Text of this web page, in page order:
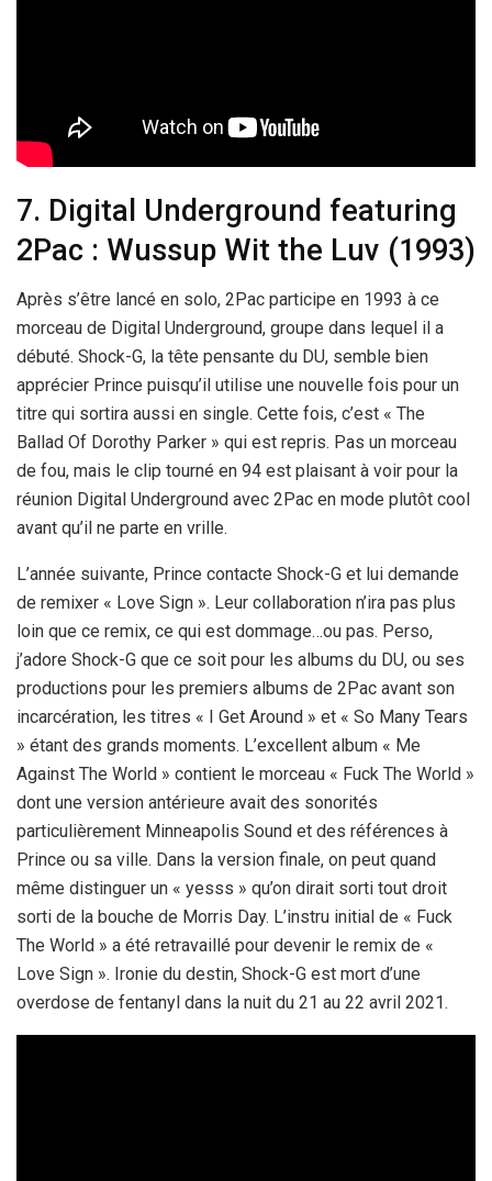
7. Digital Underground featuring
2Pac : Wussup Wit the Luv (1993)
Après s’être lancé en solo, 2Pac participe en 1993 à ce
morceau de Digital Underground, groupe dans lequel il a
débuté. Shock-G, la tête pensante du DU, semble bien
apprécier Prince puisqu’il utilise une nouvelle fois pour un
titre qui sortira aussi en single. Cette fois, c’est « The
Ballad Of Dorothy Parker » qui est repris. Pas un morceau
de fou, mais le clip tourné en 94 est plaisant à voir pour la
réunion Digital Underground avec 2Pac en mode plutôt cool
avant qu’il ne parte en vrille.
L’année suivante, Prince contacte Shock-G et lui demande
de remixer « Love Sign ». Leur collaboration n’ira pas plus
loin que ce remix, ce qui est dommage…ou pas. Perso,
j’adore Shock-G que ce soit pour les albums du DU, ou ses
productions pour les premiers albums de 2Pac avant son
incarcération, les titres « I Get Around » et « So Many Tears
» étant des grands moments. L’excellent album « Me
Against The World » contient le morceau « Fuck The World »
dont une version antérieure avait des sonorités
particulièrement Minneapolis Sound et des références à
Prince ou sa ville. Dans la version finale, on peut quand
même distinguer un « yesss » qu’on dirait sorti tout droit
sorti de la bouche de Morris Day. L’instru initial de « Fuck
The World » a été retravaillé pour devenir le remix de «
Love Sign ». Ironie du destin, Shock-G est mort d’une
overdose de fentanyl dans la nuit du 21 au 22 avril 2021.